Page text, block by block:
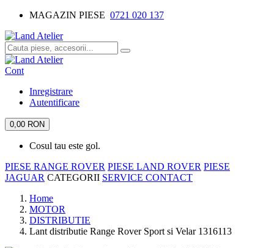
MAGAZIN PIESE 0721 020 137
Cont
Inregistrare
Autentificare
0,00 RON
Cosul tau este gol.
PIESE RANGE ROVER PIESE LAND ROVER PIESE
JAGUAR CATEGORII SERVICE CONTACT
Home
MOTOR
DISTRIBUTIE
Lant distributie Range Rover Sport si Velar 1316113